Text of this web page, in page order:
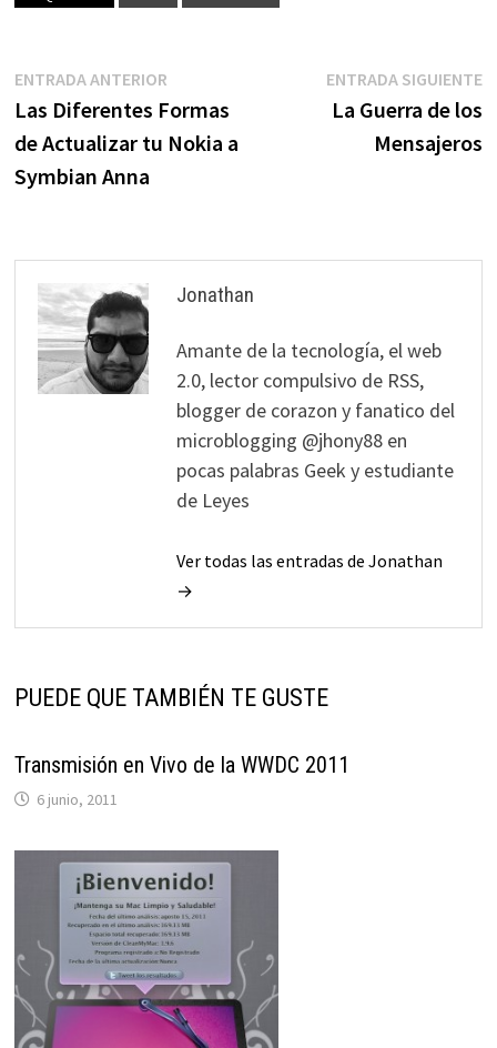
Navegación
de
entradas
ENTRADA ANTERIOREntrada
anterior:
Las Diferentes Formas
de Actualizar tu Nokia a
Symbian Anna
ENTRADA SIGUIENTE
La Guerra de los
Mensajeros
Jonathan
Amante de la tecnología, el web
2.0, lector compulsivo de RSS,
blogger de corazon y fanatico del
microblogging @jhony88 en
pocas palabras Geek y estudiante
de Leyes
Ver todas las entradas de Jonathan
→
PUEDE QUE TAMBIÉN TE GUSTE
Transmisión en Vivo de la WWDC 2011
6 junio, 2011